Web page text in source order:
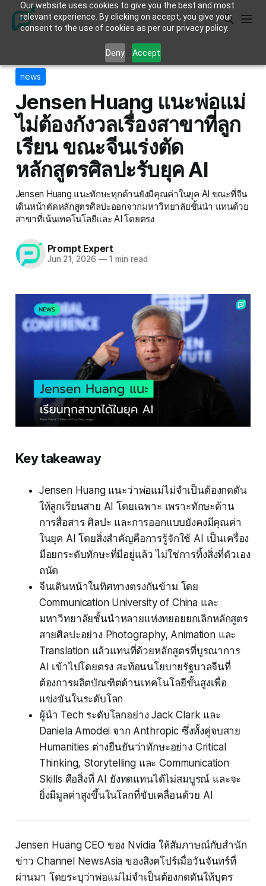
Our website uses cookies to give you the best and most
relevant experience. By clicking on accept, you give your
consent to the use of cookies as per our privacy policy.
Deny Accept
news
Jensen Huang แนะพ่อแม่
ไม่ต้องกังวลเรื่องสาขาที่ลูก
เรียน ขณะจีนเร่งตัด
หลักสูตรศิลปะรับยุค AI
Jensen Huang แนะทักษะทุกด้านยังมีคุณค่าในยุค AI ขณะที่จีน
เดินหน้าตัดหลักสูตรศิลปะออกจากมหาวิทยาลัยชั้นนำ แทนด้วย
สาขาที่เน้นเทคโนโลยีและ AI โดยตรง
Prompt Expert
Jun 21, 2026 —1 min read
Key takeaway
Jensen Huang แนะว่าพ่อแม่ไม่จำเป็นต้องกดดัน
ให้ลูกเรียนสาย AI โดยเฉพาะ เพราะทักษะด้าน
การสื่อสาร ศิลปะ และการออกแบบยังคงมีคุณค่า
ในยุค AI โดยสิ่งสำคัญคือการรู้จักใช้ AI เป็นเครื่อง
มือยกระดับทักษะที่มีอยู่แล้ว ไม่ใช่การทิ้งสิ่งที่ตัวเอง
ถนัด
จีนเดินหน้าในทิศทางตรงกันข้าม โดย
Communication University of China และ
มหาวิทยาลัยชั้นนำหลายแห่งทยอยยกเลิกหลักสูตร
สายศิลปะอย่าง Photography, Animation และ
Translation แล้วแทนที่ด้วยหลักสูตรที่บูรณาการ
AI เข้าไปโดยตรง สะท้อนนโยบายรัฐบาลจีนที่
ต้องการผลิตบัณฑิตด้านเทคโนโลยีขั้นสูงเพื่อ
แข่งขันในระดับโลก
ผู้นำ Tech ระดับโลกอย่าง Jack Clark และ
Daniela Amodei จาก Anthropic ซึ่งทั้งคู่จบสาย
Humanities ต่างยืนยันว่าทักษะอย่าง Critical
Thinking, Storytelling และ Communication
Skills คือสิ่งที่ AI ยังทดแทนได้ไม่สมบูรณ์ และจะ
ยิ่งมีมูลค่าสูงขึ้นในโลกที่ขับเคลื่อนด้วย AI
Jensen Huang CEO ของ Nvidia ให้สัมภาษณ์กับสำนัก
ข่าว Channel NewsAsia ของสิงคโปร์เมื่อวันจันทร์ที่
ผ่านมา โดยระบุว่าพ่อแม่ไม่จำเป็นต้องกดดันให้บุตร